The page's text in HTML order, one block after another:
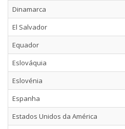
Dinamarca
El Salvador
Equador
Eslováquia
Eslovénia
Espanha
Estados Unidos da América